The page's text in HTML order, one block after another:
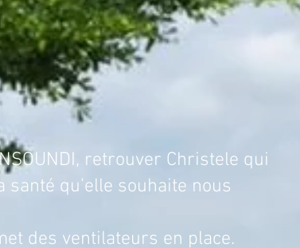
retrouver Christele qui
qu’elle souhaite nous
des ventilateurs en place.